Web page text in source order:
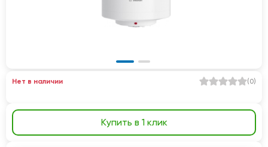
Нет в наличии (0)
Купить в 1 клик